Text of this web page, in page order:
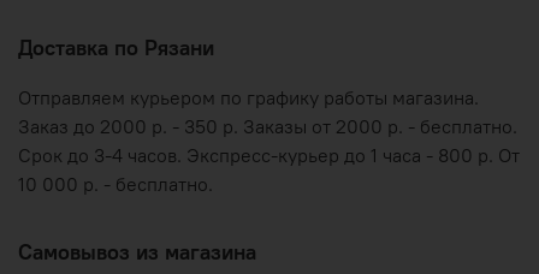
Доставка по Рязани
Отправляем курьером по графику работы магазина.
Заказ до 2000 р. - 350 р. Заказы от 2000 р. - бесплатно.
Срок до 3-4 часов. Экспресс-курьер до 1 часа - 800 р. От
10 000 р. - бесплатно.
Самовывоз из магазина